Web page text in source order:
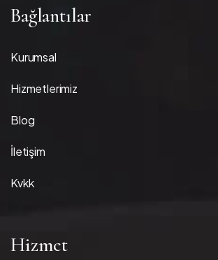
Bağlantılar
Kurumsal
Hizmetlerimiz
Blog
İletişim
Kvkk
Hizmet